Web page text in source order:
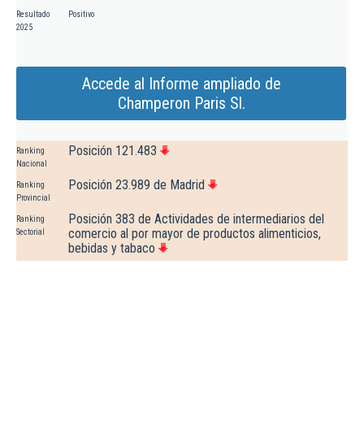
Resultado
2025
Positivo
Accede al Informe ampliado de
Champeron Paris Sl.
Ranking
Nacional
Posición 121.483
Ranking
Provincial
Posición 23.989 de Madrid
Ranking
Sectorial
Posición 383 de Actividades de intermediarios del
comercio al por mayor de productos alimenticios,
bebidas y tabaco